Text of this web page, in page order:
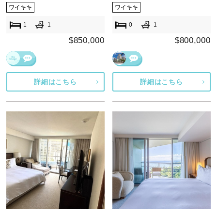
ワイキキ
1 1
$850,000
詳細はこちら
ワイキキ
0 1
$800,000
詳細はこちら